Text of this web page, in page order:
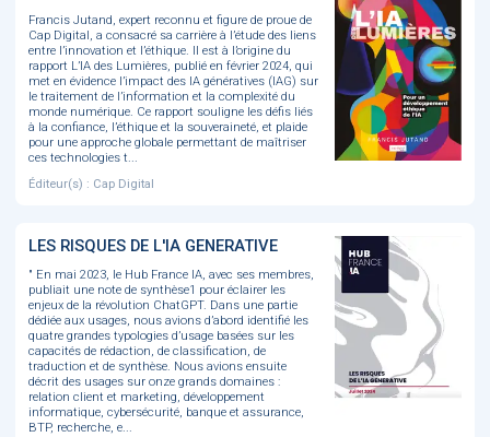
Francis Jutand, expert reconnu et figure de proue de
Cap Digital, a consacré sa carrière à l’étude des liens
entre l’innovation et l’éthique. Il est à l’origine du
rapport L’IA des Lumières, publié en février 2024, qui
met en évidence l’impact des IA génératives (IAG) sur
le traitement de l’information et la complexité du
monde numérique. Ce rapport souligne les défis liés
à la confiance, l’éthique et la souveraineté, et plaide
pour une approche globale permettant de maîtriser
ces technologies t...
Éditeur(s) : Cap Digital
LES RISQUES DE L'IA GENERATIVE
" En mai 2023, le Hub France IA, avec ses membres,
publiait une note de synthèse1 pour éclairer les
enjeux de la révolution ChatGPT. Dans une partie
dédiée aux usages, nous avions d’abord identifié les
quatre grandes typologies d’usage basées sur les
capacités de rédaction, de classification, de
traduction et de synthèse. Nous avions ensuite
décrit des usages sur onze grands domaines :
relation client et marketing, développement
informatique, cybersécurité, banque et assurance,
BTP, recherche, e...